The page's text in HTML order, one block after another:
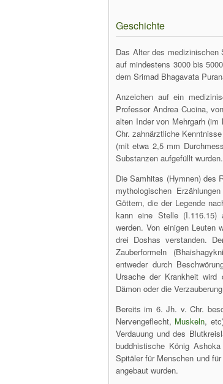
Geschichte
Das Alter des
auf mindestens 3000 bis
dem Srimad Bhagavata
Anzeichen auf ein
Professor Andrea Cucina,
alten Inder von Mehrgarh
Chr. zahnärztliche
(mit etwa 2,5 mm
Substanzen aufgefüllt wurden.
Die Samhitas (Hymnen) des
mythologischen
Göttern, die der Legende
kann eine Stelle (I.116.15)
werden. Von einigen Leuten
drei Doshas verstanden.
Zauberformeln
entweder durch
Ursache der Krankheit
Dämon oder die
Bereits im 6. Jh. v. Chr.
Nervengeflecht, Muskeln,
Verdauung und des
buddhistische König
Spitäler für Menschen und
angebaut wurden.